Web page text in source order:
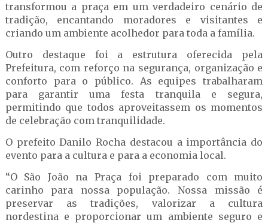
transformou a praça em um verdadeiro cenário de
tradição, encantando moradores e visitantes e
criando um ambiente acolhedor para toda a família.
Outro destaque foi a estrutura oferecida pela
Prefeitura, com reforço na segurança, organização e
conforto para o público. As equipes trabalharam
para garantir uma festa tranquila e segura,
permitindo que todos aproveitassem os momentos
de celebração com tranquilidade.
O prefeito Danilo Rocha destacou a importância do
evento para a cultura e para a economia local.
“O São João na Praça foi preparado com muito
carinho para nossa população. Nossa missão é
preservar as tradições, valorizar a cultura
nordestina e proporcionar um ambiente seguro e